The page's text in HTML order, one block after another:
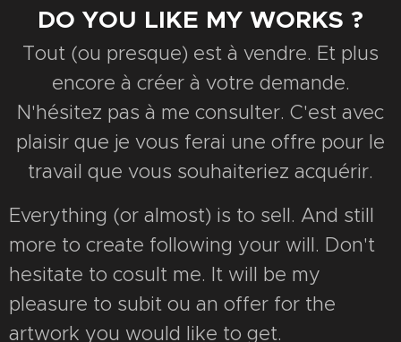
DO YOU LIKE MY WORKS ?
Tout (ou presque) est à vendre. Et plus
encore à créer à votre demande.
N'hésitez pas à me consulter. C'est avec
plaisir que je vous ferai une offre pour le
travail que vous souhaiteriez acquérir.
Everything (or almost) is to sell. And still
more to create following your will. Don't
hesitate to cosult me. It will be my
pleasure to subit ou an offer for the
artwork you would like to get.